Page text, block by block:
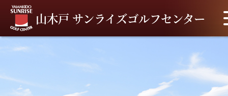
山木戸 サンライズゴルフセンター